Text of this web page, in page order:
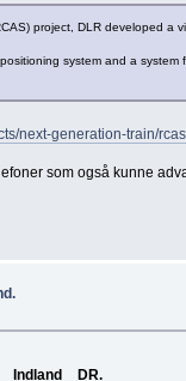
project, DLR developed
system and a
next-generation-train/
som også kunne
Indland _ DR.